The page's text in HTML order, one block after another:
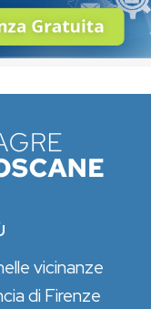
vicinanze
di Firenze